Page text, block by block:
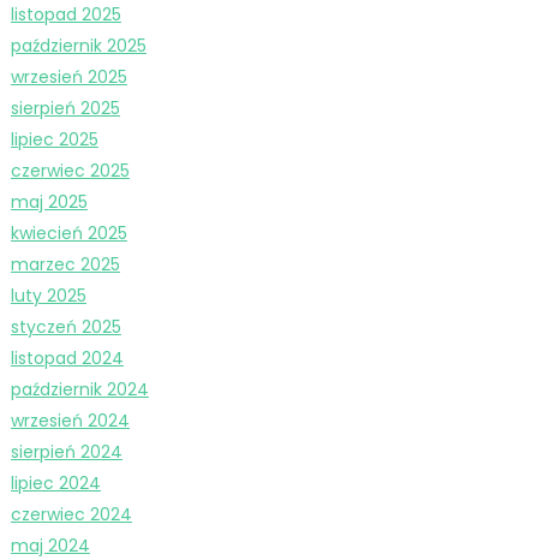
listopad 2025
październik 2025
wrzesień 2025
sierpień 2025
lipiec 2025
czerwiec 2025
maj 2025
kwiecień 2025
marzec 2025
luty 2025
styczeń 2025
listopad 2024
październik 2024
wrzesień 2024
sierpień 2024
lipiec 2024
czerwiec 2024
maj 2024